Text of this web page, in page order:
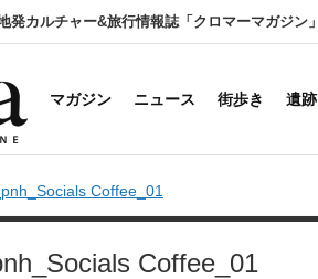
カルチャー&旅行情報誌「クロマーマガジン」
マガジン ニュース 街歩き 遺跡
Coffee_01
Coffee_01